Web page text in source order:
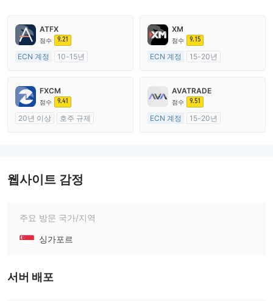
ATFX
점수 9.21
ECN 계정
10-15년
외환 거래 라이선스 (MM)
마스터 레이블 MT4
XM
점수 9.15
ECN 계정
15-20년
마스터 레이블 MT4
FXCM
점수 9.41
20년 이상
호주 규제
AVATRADE
점수 9.51
ECN 계정
15-20년
웹사이트 감정
주요 방문 국가/지역
싱가포르
서버 배포